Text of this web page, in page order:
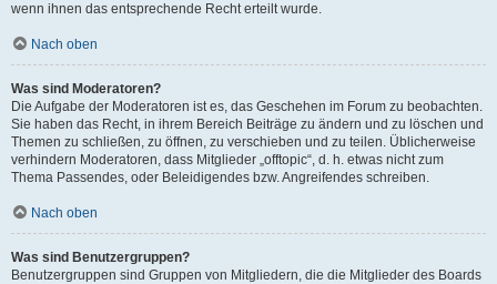
wenn ihnen das entsprechende Recht erteilt wurde.
Nach oben
Was sind Moderatoren?
Die Aufgabe der Moderatoren ist es, das Geschehen im Forum zu beobachten.
Sie haben das Recht, in ihrem Bereich Beiträge zu ändern und zu löschen und
Themen zu schließen, zu öffnen, zu verschieben und zu teilen. Üblicherweise
verhindern Moderatoren, dass Mitglieder „offtopic“, d. h. etwas nicht zum
Thema Passendes, oder Beleidigendes bzw. Angreifendes schreiben.
Nach oben
Was sind Benutzergruppen?
Benutzergruppen sind Gruppen von Mitgliedern, die die Mitglieder des Boards